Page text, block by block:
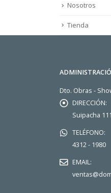
Nosotros
Tienda
Dto. Obras -
DIRECCIÓN:
Suipacha
TELÉFONO:
4312 - 1980
EMAIL: